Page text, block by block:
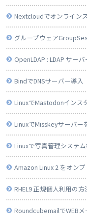
Nextcloudでオンライン
グループウェア
OpenLDAP : LDAP サー
BindでDNSサーバー導入
LinuxでMastodonインス
LinuxでMisskeyサーバー
Linuxで写真管理システ
Amazon Linux 2 をオン
RHEL9 正規個人利用の方
RoundcubemailでWEBメ